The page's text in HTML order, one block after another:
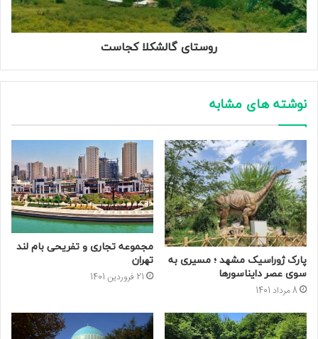
روستای گالشکلا کجاست
نوشته های مشابه
پارک ژوراسیک مشهد ؛ مسیری به
سوی عصر دایناسورها
8 مرداد 1401
مجموعه تجاری و تفریحی بام لند
تهران
21 فروردین 1401